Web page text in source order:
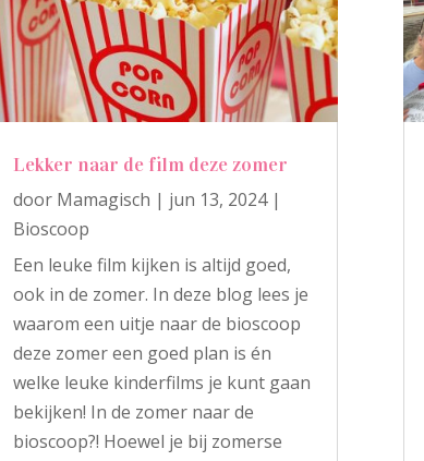
Lekker naar de film deze zomer
door Mamagisch | jun 13, 2024|
Bioscoop
Een leuke film kijken is altijd goed,
ook in de zomer. In deze blog lees je
waarom een uitje naar de bioscoop
deze zomer een goed plan is én
welke leuke kinderfilms je kunt gaan
bekijken! In de zomer naar de
bioscoop?! Hoewel je bij zomerse